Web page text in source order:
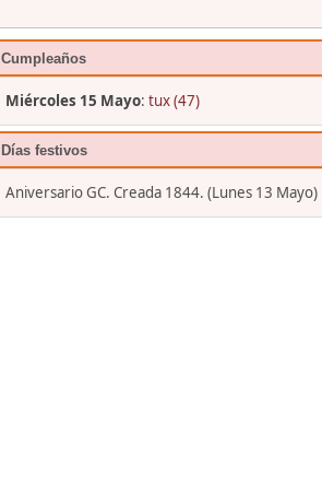
Cumpleaños
Miércoles 15 Mayo: tux (47)
Días festivos
Aniversario GC. Creada 1844. (Lunes 13 Mayo)